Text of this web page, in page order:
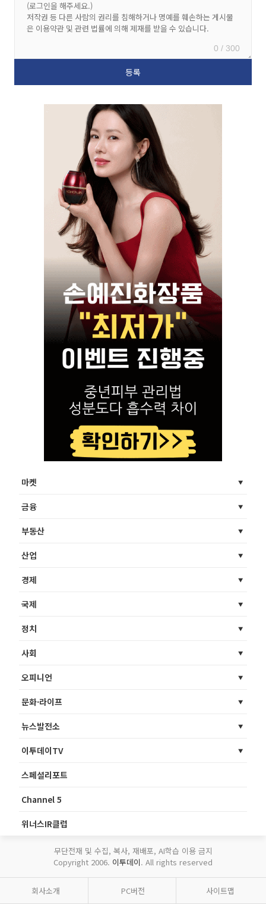
0 / 300
마켓
금융
부동산
산업
경제
국제
정치
사회
오피니언
문화·라이프
뉴스발전소
이투데이TV
스페셜리포트
Channel 5
위너스IR클럽
무단전재 및 수집, 복사, 재배포, AI학습 이용 금지
Copyright 2006. 이투데이. All rights reserved
회사소개 PC버전 사이트맵